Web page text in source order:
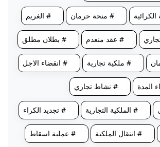
الكرائية # منحة حرمان # الغريم
# عقد منعدم # بطلان مطلق
# ملكية تجارية # انقضاء الاجل
المدة # نشاط تجاري
# الملكية التجارية # تجديد الكراء
# انتقال الملكية # عملية اسقاط